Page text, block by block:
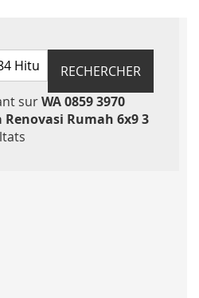
clés
RECHERCHER
surWA 0859 3970
Rumah 6x9 3